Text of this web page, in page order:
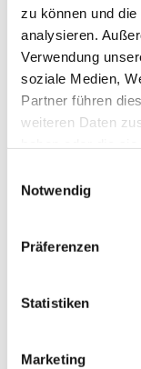
zu können und
analysieren.
Verwendung
soziale Medien,
Partner führen
weiteren Daten
Notwendig
Präferenzen
Statistiken
Marketing